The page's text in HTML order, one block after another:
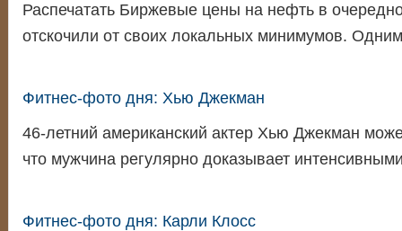
Распечатать Биржевые цены на нефть в
отскочили от своих локальных минимумов.
Фитнес-фото дня: Хью Джекман
46-летний американский актер Хью Джекман
что мужчина регулярно доказывает
Фитнес-фото дня: Карли Клосс